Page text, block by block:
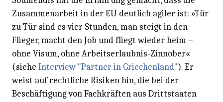
Zusammenarbeit in der EU deutlich agiler ist: »Tür
zu Tür sind es vier Stunden, man steigt in den
Flieger, macht den Job und fliegt wieder heim –
ohne Visum, ohne Arbeitserlaubnis-Zinnober«
(siehe Interview "Partner in Griechenland"). Er
weist auf rechtliche Risiken hin, die bei der
Beschäftigung von Fachkräften aus Drittstaaten